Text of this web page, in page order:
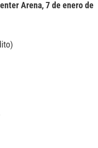
Arena, 7 de enero de